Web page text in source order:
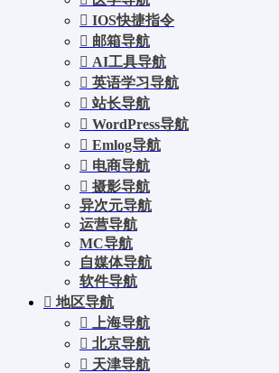
IOS快捷指令
邮箱导航
AI工具导航
英语学习导航
站长导航
WordPress导航
Emlog导航
电商导航
摄影导航
异次元导航
运营导航
MC导航
自媒体导航
软件导航
地区导航
上海导航
北京导航
天津导航